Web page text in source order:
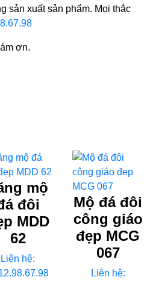
sản xuất sản phẩm. Mọi thắc
ơn.
mộ
đôi
MDD
62
Liên hệ:
Mộ đá đôi
công giáo
đẹp MCG
067
Liên hệ: